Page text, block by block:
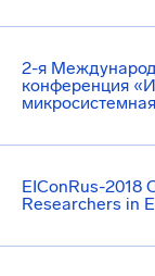
2-я
конференция
EIConRus-2018
Researchers in